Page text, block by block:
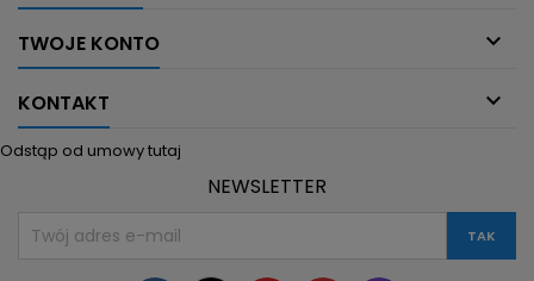
TWOJE KONTO 
KONTAKT 
Odstąp od umowy tutaj
NEWSLETTER